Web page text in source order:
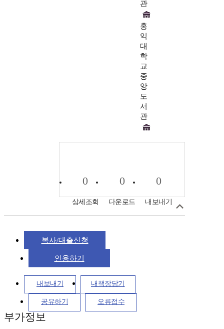
관
홍
익
대
학
교
중
앙
도
서
관
0
상세조회
0
다운로드
0
내보내기
복사/대출신청
인용하기
내보내기 내책장담기
공유하기 오류접수
부가정보